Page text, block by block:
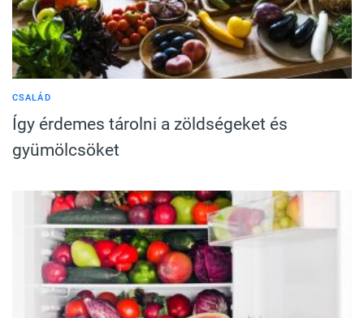
CSALÁD
Így érdemes tárolni a zöldségeket és
gyümölcsöket